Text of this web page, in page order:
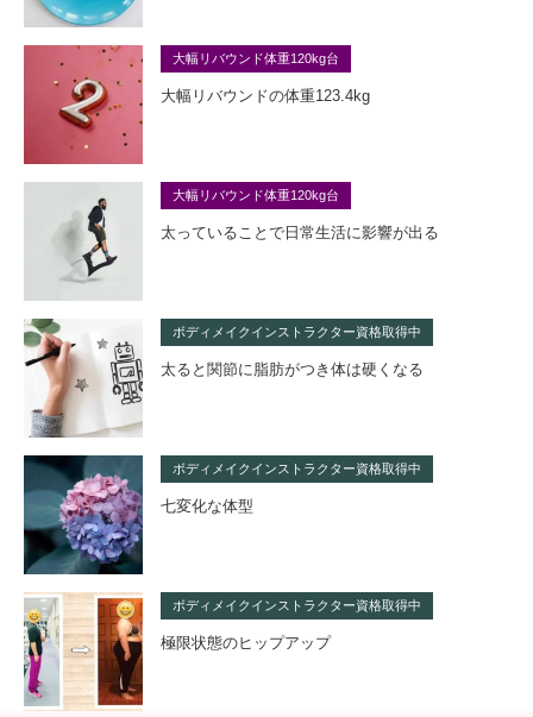
大幅リバウンド体重120kg台
大幅リバウンドの体重123.4kg
大幅リバウンド体重120kg台
太っていることで日常生活に影響が出る
ボディメイクインストラクター資格取得中
太ると関節に脂肪がつき体は硬くなる
ボディメイクインストラクター資格取得中
七変化な体型
ボディメイクインストラクター資格取得中
極限状態のヒップアップ